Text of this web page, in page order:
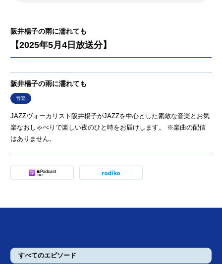
阪井楊子の雨に濡れても
【2025年5月4日放送分】
阪井楊子の雨に濡れても
音楽
JAZZヴォーカリスト阪井楊子がJAZZを中心とした素敵な音楽とお気
楽なおしゃべりで楽しい夜のひと時をお届けします。 ※楽曲の配信
はありません。
すべてのエピソード